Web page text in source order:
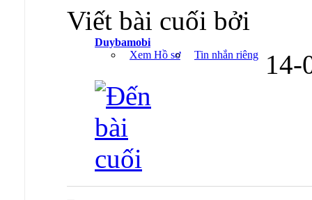
Viết bài cuối bởi
Duybamobi
Xem Hồ sơ
Tin nhắn riêng